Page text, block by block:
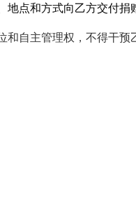
地点和方式向乙方交付
和自主管理权，不得干